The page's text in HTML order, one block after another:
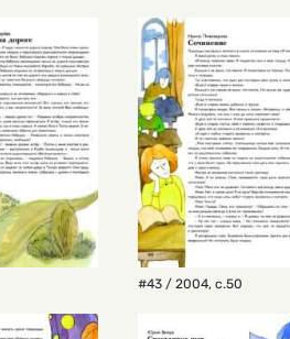
#43 / 2004, с.50